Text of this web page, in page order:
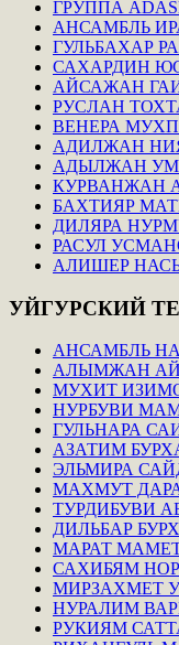
ГРУППА
АНСАМБЛЬ
ГУЛЬБАХАР
САХАРДИН
АЙСАЖАН
РУСЛАН
ВЕНЕРА
АДИЛЖАН
АДЫЛЖАН
КУРВАНЖАН
БАХТИЯР
ДИЛЯРА
РАСУЛ
АЛИШЕР
УЙГУРСКИЙ
АНСАМБЛЬ
АЛЫМЖАН
МУХИТ
НУРБУВИ
ГУЛЬНАРА
АЗАТИМ
ЭЛЬМИРА
МАХМУТ
ТУРДИБУВИ
ДИЛЬБАР
МАРАТ
САХИБЯМ
МИРЗАХМЕТ
НУРАЛИМ
РУКИЯМ